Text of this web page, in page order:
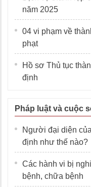
năm 2025
04 vi phạm về
phạt
Hồ sơ Thủ tục
định
Pháp luật và cuộc
Người đại diện
định như thế nào?
Các hành vi bị
bệnh, chữa bệnh